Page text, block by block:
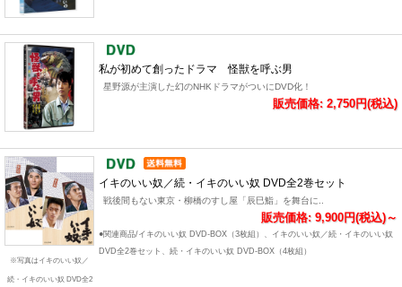
私が初めて創ったドラマ 怪獣を呼ぶ男
星野源が主演した幻のNHKドラマがついにDVD化！
販売価格: 2,750円(税込)
※写真はイキのいい奴／
続・イキのいい奴 DVD全2
イキのいい奴／続・イキのいい奴 DVD全2巻セット
戦後間もない東京・柳橋のすし屋「辰巳鮨」を舞台に..
販売価格: 9,900円(税込)～
●関連商品/イキのいい奴 DVD-BOX（3枚組）、イキのいい奴／続・イキのいい奴
DVD全2巻セット、続・イキのいい奴 DVD-BOX（4枚組）